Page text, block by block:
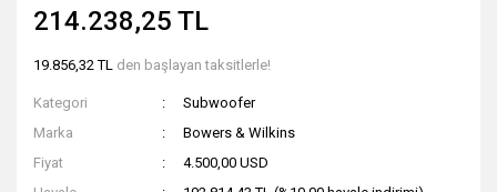
214.238,25 TL
19.856,32 TL den başlayan taksitlerle!
Kategori
Subwoofer
Marka
Bowers & Wilkins
Fiyat
4.500,00 USD